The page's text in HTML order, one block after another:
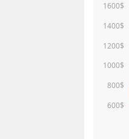
600$
800$
1000$
1200$
1400$
1600$